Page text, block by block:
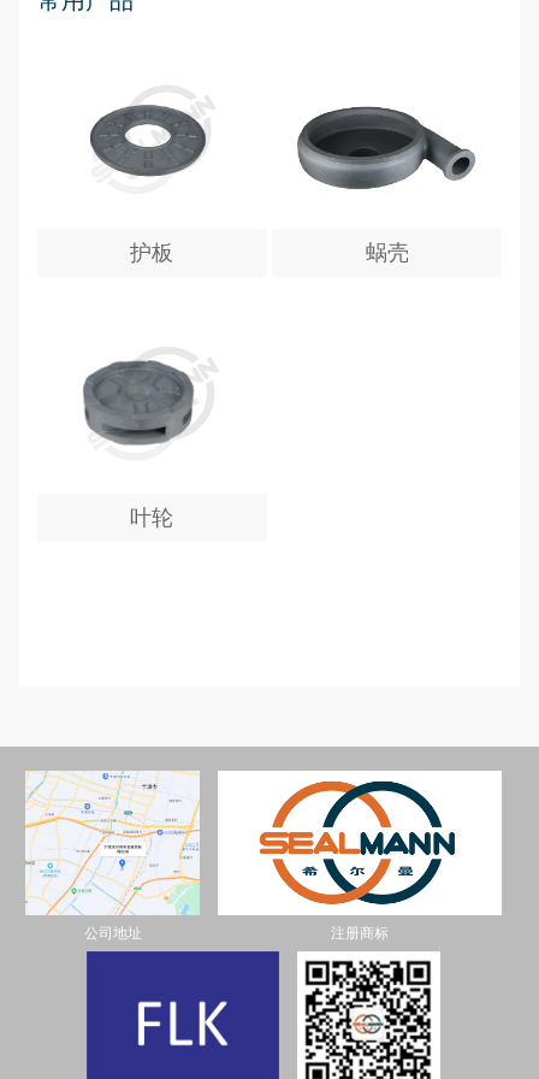
护板 蜗壳
叶轮
公司地址 注册商标